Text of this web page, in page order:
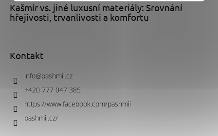
Kašmír vs. jiné luxusní materiály: Srovnání
hřejivosti, trvanlivosti a komfortu
Kontakt
info@pashmii.cz
+420 777 047 385
https://www.facebook.com/pashmii
pashmii.cz/